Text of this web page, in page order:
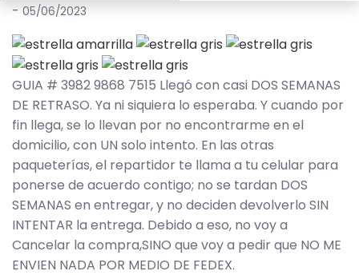
- 05/06/2023
GUIA # 3982 9868 7515 Llegó con casi DOS SEMANAS
DE RETRASO. Ya ni siquiera lo esperaba. Y cuando por
fin llega, se lo llevan por no encontrarme en el
domicilio, con UN solo intento. En las otras
paqueterías, el repartidor te llama a tu celular para
ponerse de acuerdo contigo; no se tardan DOS
SEMANAS en entregar, y no deciden devolverlo SIN
INTENTAR la entrega. Debido a eso, no voy a
Cancelar la compra,SINO que voy a pedir que NO ME
ENVIEN NADA POR MEDIO DE FEDEX.